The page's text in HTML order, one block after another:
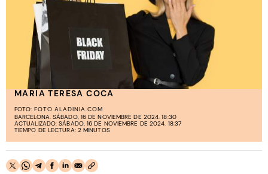
MARIA TERESA COCA
FOTO: FOTO ALADINIA.COM
BARCELONA. SÁBADO, 16 DE NOVIEMBRE DE 2024. 18:30
ACTUALIZADO: SÁBADO, 16 DE NOVIEMBRE DE 2024. 18:37
TIEMPO DE LECTURA: 2 MINUTOS